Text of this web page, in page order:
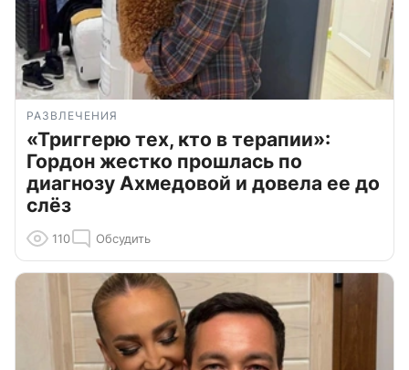
РАЗВЛЕЧЕНИЯ
«Триггерю тех, кто в терапии»:
Гордон жестко прошлась по
диагнозу Ахмедовой и довела ее до
слёз
110 Обсудить